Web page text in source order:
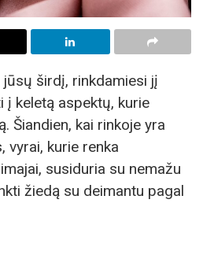
širdį, rinkdamiesi jį
keletą aspektų, kurie
Šiandien, kai rinkoje yra
vyrai, kurie renka
susiduria su nemažu
žiedą su deimantu pagal